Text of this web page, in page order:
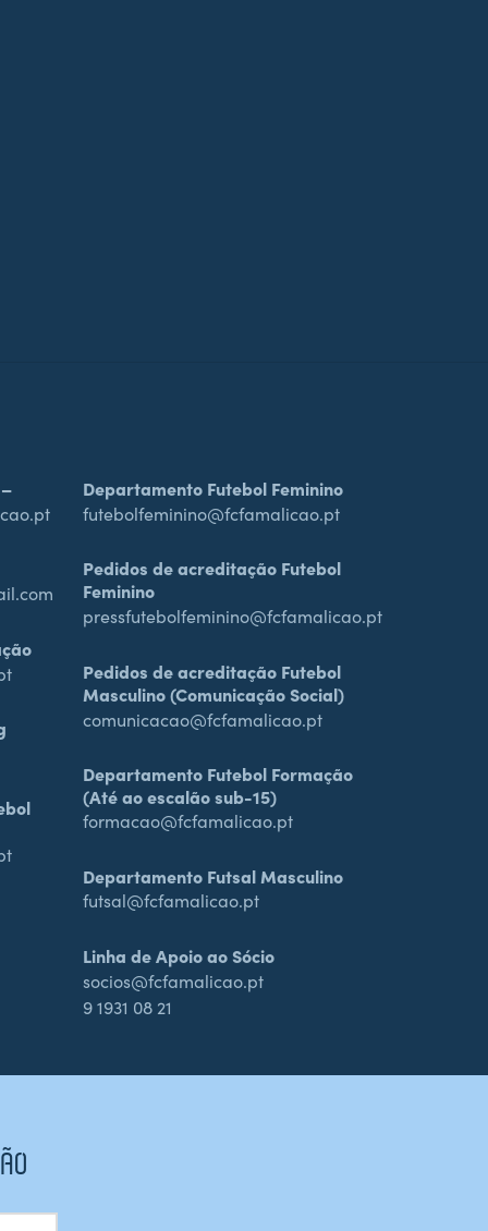
Departamento Futebol Feminino
futebolfeminino@fcfamalicao.pt
Pedidos de acreditação Futebol
Feminino
pressfutebolfeminino@fcfamalicao.pt
Pedidos de acreditação Futebol
Masculino (Comunicação Social)
comunicacao@fcfamalicao.pt
Departamento Futebol Formação
(Até ao escalão sub-15)
formacao@fcfamalicao.pt
Departamento Futsal Masculino
futsal@fcfamalicao.pt
Linha de Apoio ao Sócio
socios@fcfamalicao.pt
9 1931 08 21